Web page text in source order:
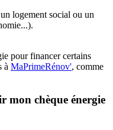
logement social ou un
pour financer certains
à MaPrimeRénov', comme
mon chèque énergie